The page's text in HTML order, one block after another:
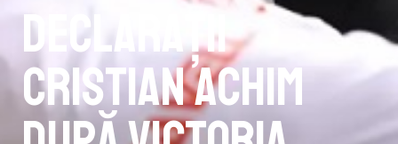
Declarații
Cristian Achim